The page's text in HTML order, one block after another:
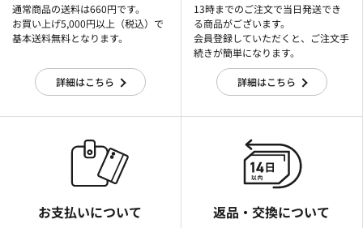
通常商品の送料は660円です。
お買い上げ5,000円以上（税込）で
基本送料無料となります。
詳細はこちら
13時までのご注文で当日発送でき
る商品がございます。
会員登録していただくと、ご注文手
続きが簡単になります。
詳細はこちら
お支払いについて 返品・交換について